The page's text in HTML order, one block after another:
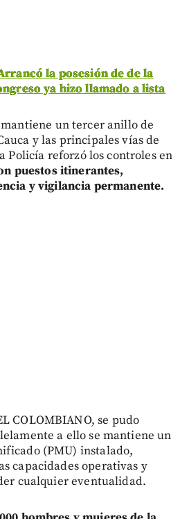
la posesión de de la
ya hizo llamado a lista
mantiene un tercer anillo de
y las principales vías de
Policía reforzó los controles en
puestos itinerantes,
y vigilancia permanente.
COLOMBIANO, se pudo
a ello se mantiene un
(PMU) instalado,
capacidades operativas y
cualquier eventualidad.